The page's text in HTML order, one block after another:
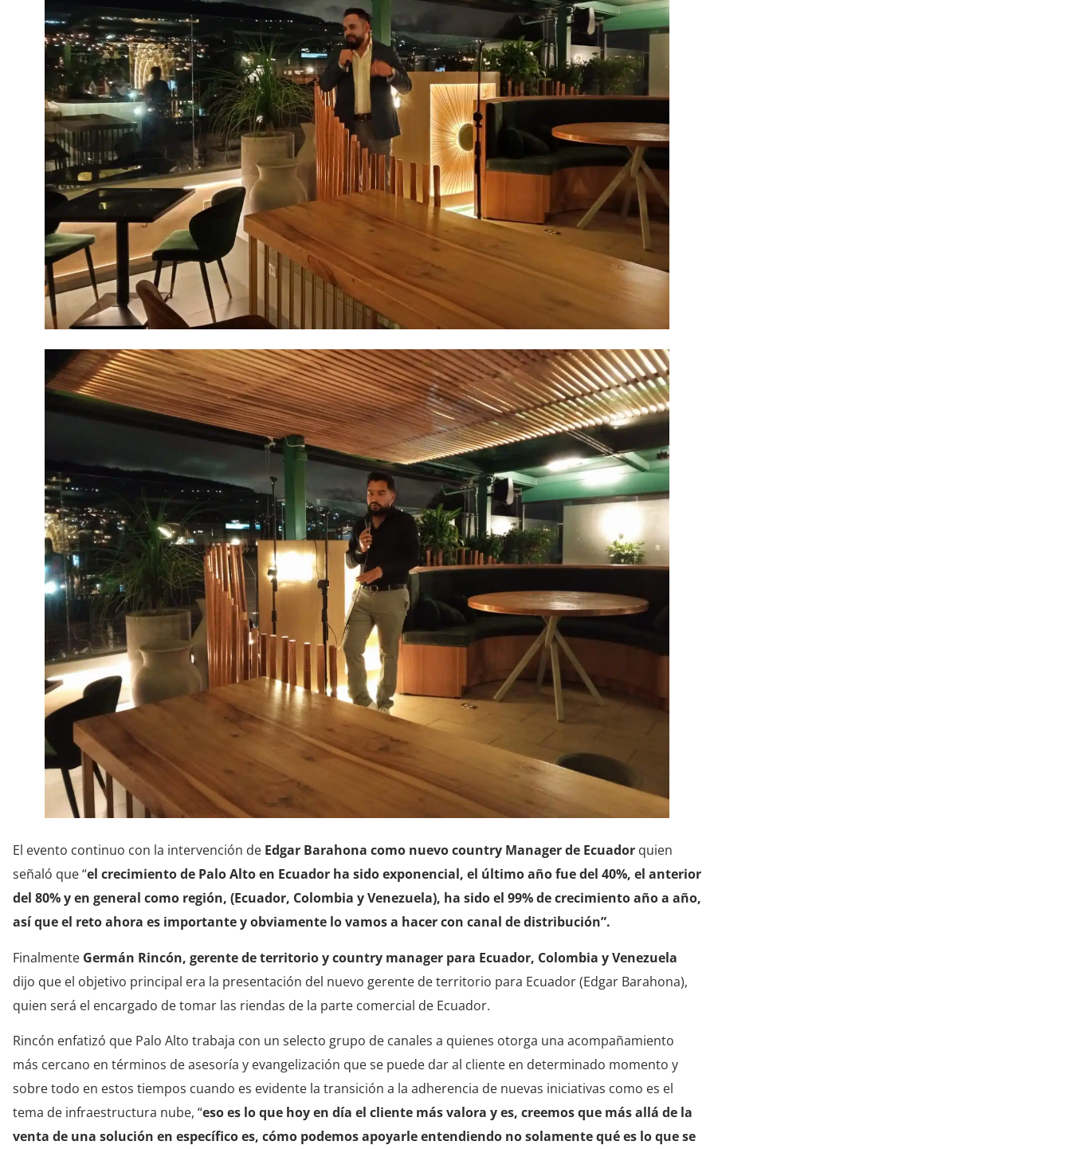
El evento continuo con la intervención de Edgar Barahona como nuevo country Manager de Ecuador quien
señaló que “el crecimiento de Palo Alto en Ecuador ha sido exponencial, el último año fue del 40%, el anterior
del 80% y en general como región, (Ecuador, Colombia y Venezuela), ha sido el 99% de crecimiento año a año,
así que el reto ahora es importante y obviamente lo vamos a hacer con canal de distribución”.
Finalmente Germán Rincón, gerente de territorio y country manager para Ecuador, Colombia y Venezuela
dijo que el objetivo principal era la presentación del nuevo gerente de territorio para Ecuador (Edgar Barahona),
quien será el encargado de tomar las riendas de la parte comercial de Ecuador.
Rincón enfatizó que Palo Alto trabaja con un selecto grupo de canales a quienes otorga una acompañamiento
más cercano en términos de asesoría y evangelización que se puede dar al cliente en determinado momento y
sobre todo en estos tiempos cuando es evidente la transición a la adherencia de nuevas iniciativas como es el
tema de infraestructura nube, “eso es lo que hoy en día el cliente más valora y es, creemos que más allá de la
venta de una solución en específico es, cómo podemos apoyarle entendiendo no solamente qué es lo que se